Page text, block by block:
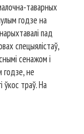
таварных
годзе на
пад
спецыялістаў,
сенажом і
годзе, не
ўкос траў. На